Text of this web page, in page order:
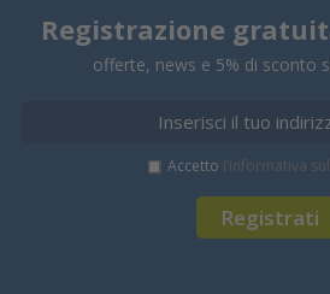
Registrazione
offerte, news e 5% di sconto
Registrati
Accetto l’informativa